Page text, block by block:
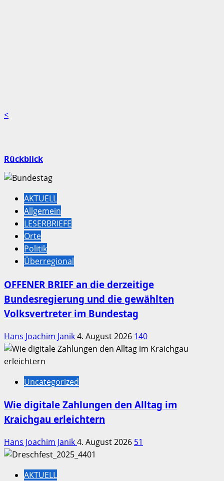
<
Rückblick
AKTUELL
Allgemein
LESERBRIEFE
Orte
Politik
Überregional
OFFENER BRIEF an die derzeitige
Bundesregierung und die gewählten
Volksvertreter im Bundestag
Hans Joachim Janik4. August 2026 140
Uncategorized
Wie digitale Zahlungen den Alltag im
Kraichgau erleichtern
Hans Joachim Janik4. August 2026 51
AKTUELL